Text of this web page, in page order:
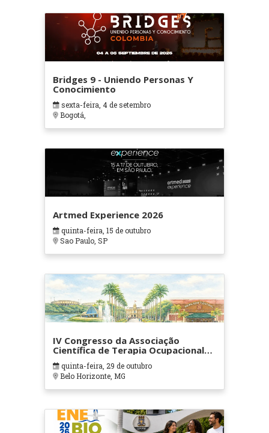
Bridges 9 - Uniendo Personas Y
Conocimiento
sexta-feira, 4 de setembro
Bogotá,
Artmed Experience 2026
quinta-feira, 15 de outubro
Sao Paulo, SP
IV Congresso da Associação
Científica de Terapia Ocupacional
em Contextos Hospitalares e
Cuidados Paliativos - ATOHOSP
quinta-feira, 29 de outubro
Belo Horizonte, MG